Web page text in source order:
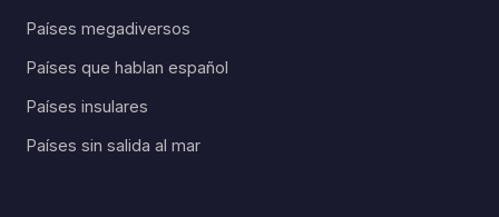
Países megadiversos
Países que hablan español
Países insulares
Países sin salida al mar